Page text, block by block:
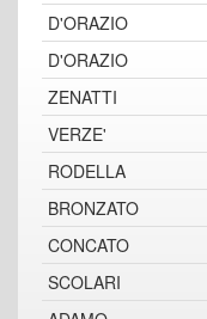
D'ORAZIO
D'ORAZIO
ZENATTI
VERZE'
RODELLA
BRONZATO
CONCATO
SCOLARI